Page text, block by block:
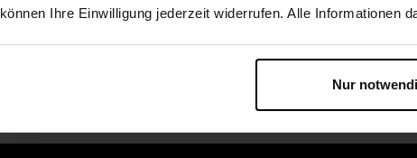
können Ihre Einwilligung jederzeit widerrufen. Alle Informationen
Nur